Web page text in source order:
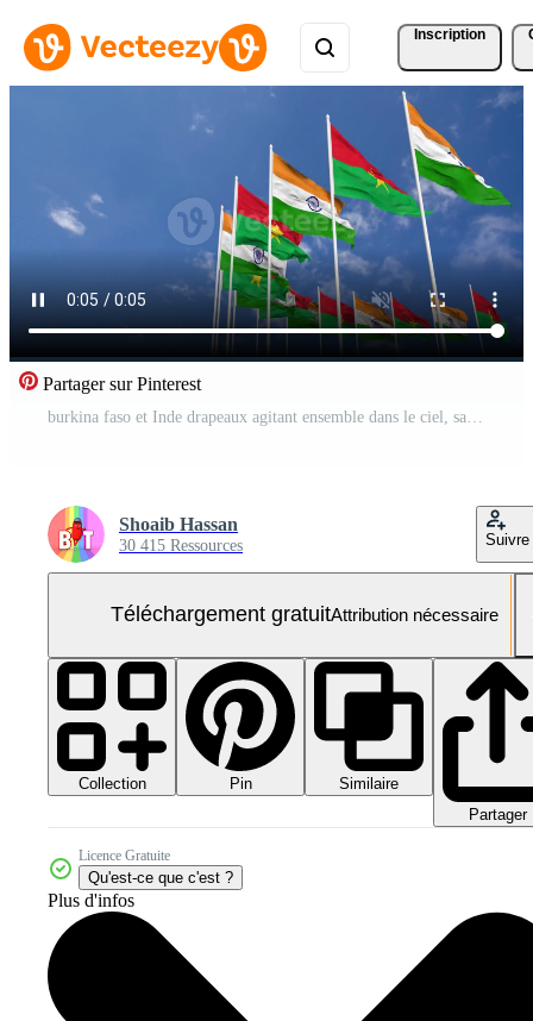
Inscription
Partager sur Pinterest
Shoaib Hassan
30 415 Ressources Suivre
Téléchargement gratuitAttribution nécessaire
Collection Pin
Similaire
Partager
Licence Gratuite
Qu'est-ce que c'est ?
Plus d'infos